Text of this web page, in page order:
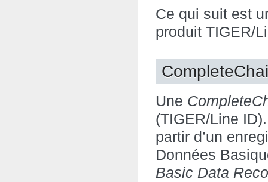
Ce qui suit est
produit TIGER/
Une
(TIGER/Line
partir d’un
Données
Basic Data